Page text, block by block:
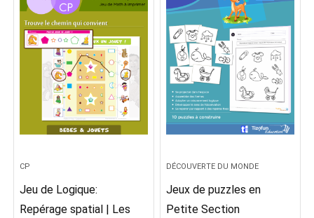
CP
Jeu de Logique:
Repérage spatial | Les
DÉCOUVERTE DU MONDE
Jeux de puzzles en
Petite Section